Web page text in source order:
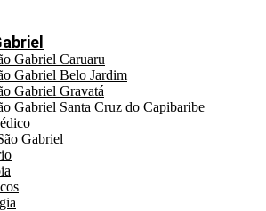
Gabriel Caruaru
Gabriel Belo Jardim
Gabriel Gravatá
Gabriel Santa Cruz do Capibaribe
Gabriel